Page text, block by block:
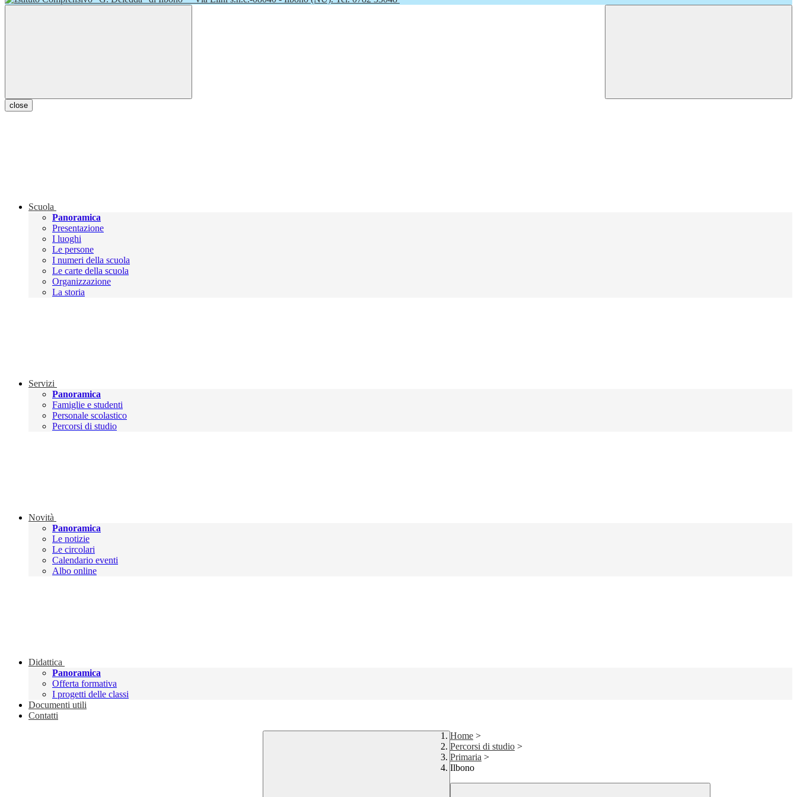
close
Scuola
Panoramica
Presentazione
I luoghi
Le persone
I numeri della scuola
Le carte della scuola
Organizzazione
La storia
Servizi
Panoramica
Famiglie e studenti
Personale scolastico
Percorsi di studio
Novità
Panoramica
Le notizie
Le circolari
Calendario eventi
Albo online
Didattica
Panoramica
Offerta formativa
I progetti delle classi
Documenti utili
Contatti
Home >
Percorsi di studio >
Primaria >
Ilbono